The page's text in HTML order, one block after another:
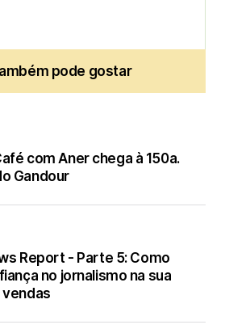
pode gostar
com Aner chega à 150a.
Gandour
Report - Parte 5: Como
no jornalismo na sua
vendas